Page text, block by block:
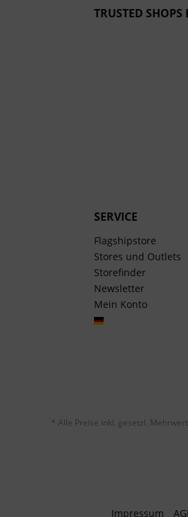
TRUSTED
SERVICE
Flagshipstore
Stores und Outlets
Storefinder
Newsletter
Mein Konto
* Alle Preise inkl. gesetzl.
Impressum